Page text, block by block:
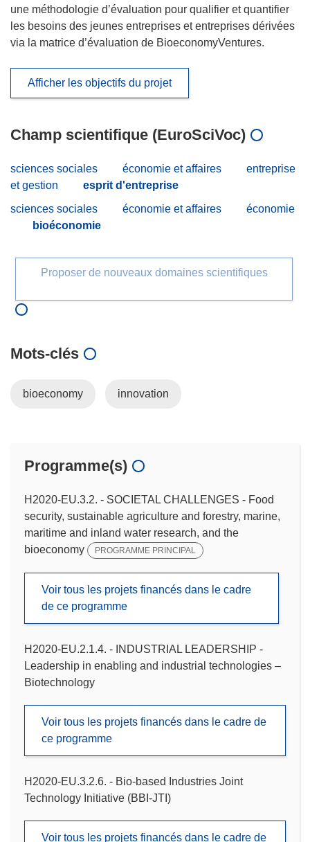
une méthodologie d’évaluation pour qualifier et quantifier
les besoins des jeunes entreprises et entreprises dérivées
via la matrice d’évaluation de BioeconomyVentures.
Afficher les objectifs du projet
Champ scientifique (EuroSciVoc)
sciences sociales économie et affaires
entreprise
et gestion
esprit d'entreprise
sciences sociales
économie et affaires
économie
bioéconomie
Proposer de nouveaux domaines scientifiques
Mots‑clés
bioeconomy innovation
Programme(s)
H2020-EU.3.2. - SOCIETAL CHALLENGES - Food
security, sustainable agriculture and forestry, marine,
maritime and inland water research, and the
bioeconomy
PROGRAMME PRINCIPAL
Voir tous les projets financés dans le cadre
de ce programme
H2020-EU.2.1.4. - INDUSTRIAL LEADERSHIP -
Leadership in enabling and industrial technologies –
Biotechnology
Voir tous les projets financés dans le cadre de
ce programme
H2020-EU.3.2.6. - Bio-based Industries Joint
Technology Initiative (BBI-JTI)
Voir tous les projets financés dans le cadre de